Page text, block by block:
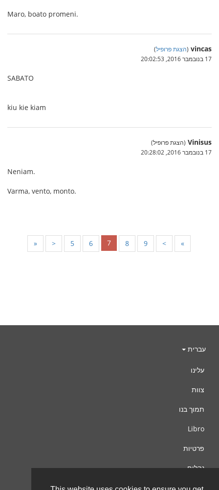
Maro, boato promeni.
vincas
(הצגת פרופיל)
17 בנובמבר 2016, 20:02:53
SABATO
kiu kie kiam
Vinisus (הצגת פרופיל)
17 בנובמבר 2016, 20:28:02
Neniam.
Varma, vento, monto.
« < 5 6 7 8 9 > »
עברית
עלינו
צוות
תמוך בנו
Libro
פרטיות
נהלים
צור קשר